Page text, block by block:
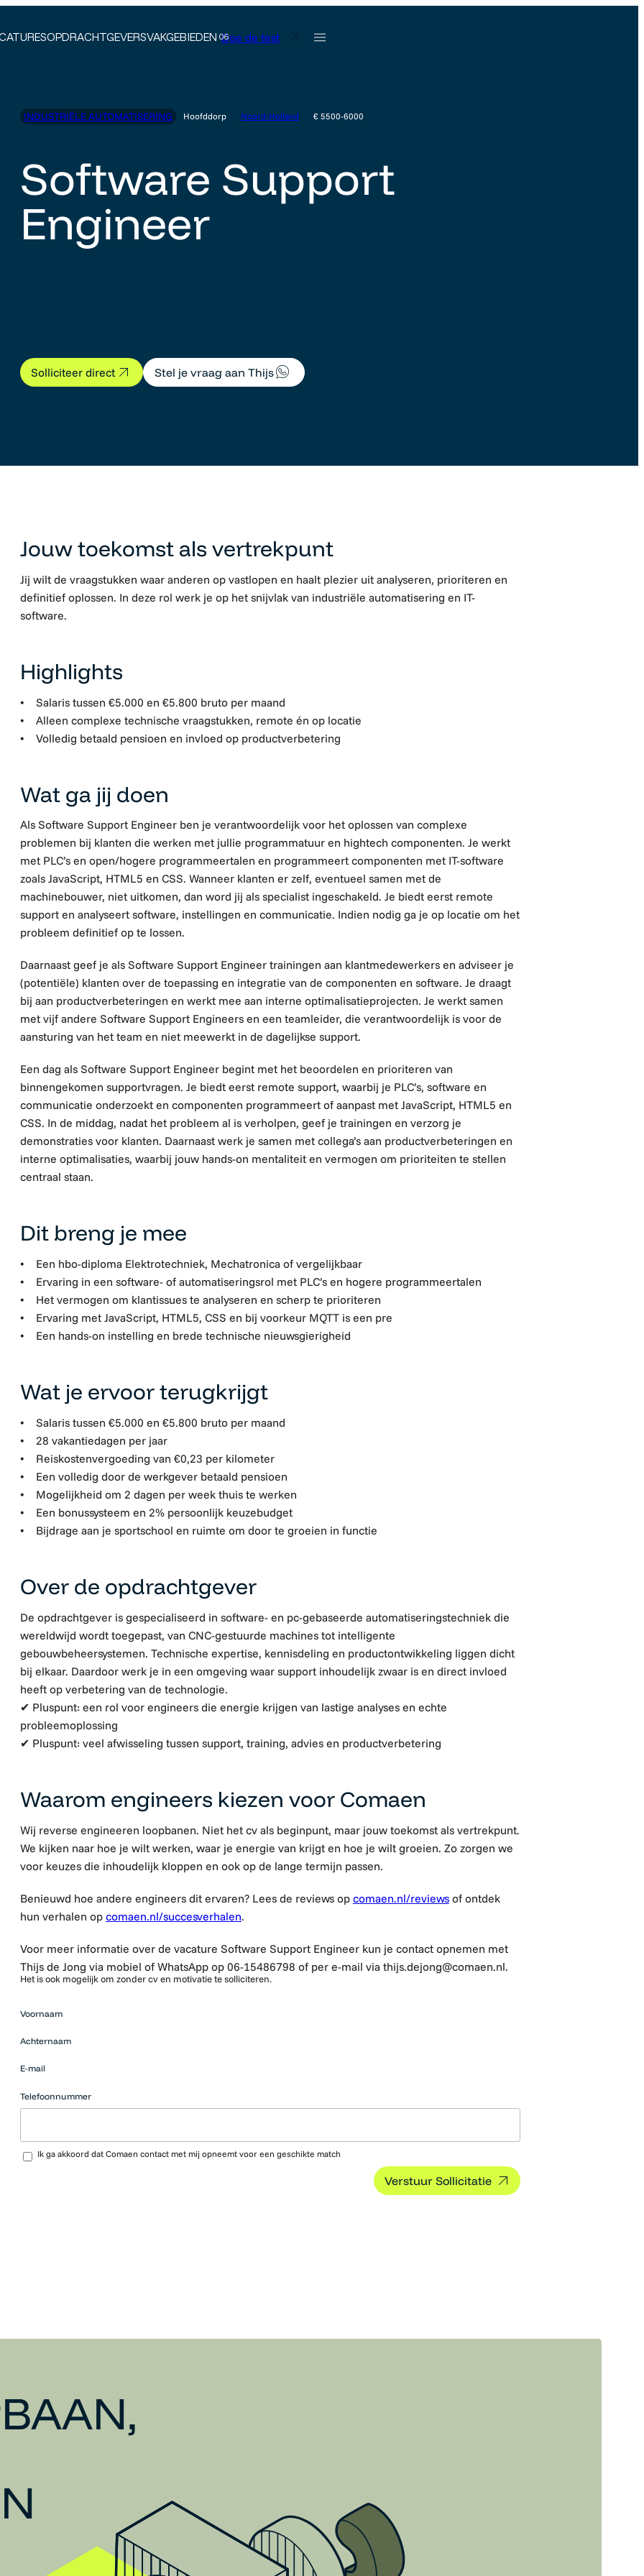
OPDRACHTGEVERSVAKGEBIEDEN Doe de test
INDUSTRIËLE AUTOMATISERING Hoofddorp Noord-Holland € 5500-6000
Software Support
Engineer
Solliciteer direct Stel je vraag aan Thijs
Jouw toekomst als vertrekpunt
Jij wilt de vraagstukken waar anderen op vastlopen en haalt plezier uit analyseren, prioriteren en
definitief oplossen. In deze rol werk je op het snijvlak van industriële automatisering en IT-
software.
Highlights
• Salaris tussen €5.000 en €5.800 bruto per maand
• Alleen complexe technische vraagstukken, remote én op locatie
• Volledig betaald pensioen en invloed op productverbetering
Wat ga jij doen
Als Software Support Engineer ben je verantwoordelijk voor het oplossen van complexe
problemen bij klanten die werken met jullie programmatuur en hightech componenten. Je werkt
met PLC’s en open/hogere programmeertalen en programmeert componenten met IT-software
zoals JavaScript, HTML5 en CSS. Wanneer klanten er zelf, eventueel samen met de
machinebouwer, niet uitkomen, dan word jij als specialist ingeschakeld. Je biedt eerst remote
support en analyseert software, instellingen en communicatie. Indien nodig ga je op locatie om het
probleem definitief op te lossen.
Daarnaast geef je als Software Support Engineer trainingen aan klantmedewerkers en adviseer je
(potentiële) klanten over de toepassing en integratie van de componenten en software. Je draagt
bij aan productverbeteringen en werkt mee aan interne optimalisatieprojecten. Je werkt samen
met vijf andere Software Support Engineers en een teamleider, die verantwoordelijk is voor de
aansturing van het team en niet meewerkt in de dagelijkse support.
Een dag als Software Support Engineer begint met het beoordelen en prioriteren van
binnengekomen supportvragen. Je biedt eerst remote support, waarbij je PLC’s, software en
communicatie onderzoekt en componenten programmeert of aanpast met JavaScript, HTML5 en
CSS. In de middag, nadat het probleem al is verholpen, geef je trainingen en verzorg je
demonstraties voor klanten. Daarnaast werk je samen met collega’s aan productverbeteringen en
interne optimalisaties, waarbij jouw hands-on mentaliteit en vermogen om prioriteiten te stellen
centraal staan.
Dit breng je mee
• Een hbo-diploma Elektrotechniek, Mechatronica of vergelijkbaar
• Ervaring in een software- of automatiseringsrol met PLC’s en hogere programmeertalen
• Het vermogen om klantissues te analyseren en scherp te prioriteren
• Ervaring met JavaScript, HTML5, CSS en bij voorkeur MQTT is een pre
• Een hands-on instelling en brede technische nieuwsgierigheid
Wat je ervoor terugkrijgt
• Salaris tussen €5.000 en €5.800 bruto per maand
• 28 vakantiedagen per jaar
• Reiskostenvergoeding van €0,23 per kilometer
• Een volledig door de werkgever betaald pensioen
• Mogelijkheid om 2 dagen per week thuis te werken
• Een bonussysteem en 2% persoonlijk keuzebudget
• Bijdrage aan je sportschool en ruimte om door te groeien in functie
Over de opdrachtgever
De opdrachtgever is gespecialiseerd in software- en pc-gebaseerde automatiseringstechniek die
wereldwijd wordt toegepast, van CNC-gestuurde machines tot intelligente
gebouwbeheersystemen. Technische expertise, kennisdeling en productontwikkeling liggen dicht
bij elkaar. Daardoor werk je in een omgeving waar support inhoudelijk zwaar is en direct invloed
heeft op verbetering van de technologie.
✔ Pluspunt: een rol voor engineers die energie krijgen van lastige analyses en echte
probleemoplossing
✔ Pluspunt: veel afwisseling tussen support, training, advies en productverbetering
Waarom engineers kiezen voor Comaen
Wij reverse engineeren loopbanen. Niet het cv als beginpunt, maar jouw toekomst als vertrekpunt.
We kijken naar hoe je wilt werken, waar je energie van krijgt en hoe je wilt groeien. Zo zorgen we
voor keuzes die inhoudelijk kloppen en ook op de lange termijn passen.
Benieuwd hoe andere engineers dit ervaren? Lees de reviews op comaen.nl/reviewsof ontdek
hun verhalen op comaen.nl/succesverhalen.
Voor meer informatie over de vacature Software Support Engineer kun je contact opnemen met
Thijs de Jong via mobiel of WhatsApp op 06-15486798 of per e-mail via thijs.dejong@comaen.nl.
Het is ook mogelijk om zonder cv en motivatie te solliciteren.
Voornaam
Achternaam
E-mail
Telefoonnummer
Ik ga akkoord dat Comaen contact met mij opneemt voor een geschikte match
die op zoek
werk
hier niets